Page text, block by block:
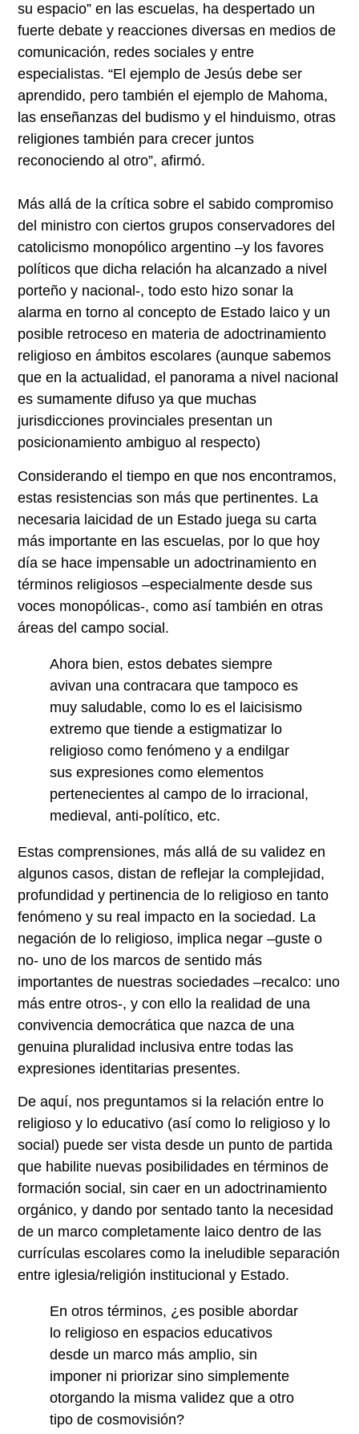
su espacio” en las escuelas, ha despertado un
fuerte debate y reacciones diversas en medios de
comunicación, redes sociales y entre
especialistas. “El ejemplo de Jesús debe ser
aprendido, pero también el ejemplo de Mahoma,
las enseñanzas del budismo y el hinduismo, otras
religiones también para crecer juntos
reconociendo al otro”, afirmó.
Más allá de la crítica sobre el sabido compromiso
del ministro con ciertos grupos conservadores del
catolicismo monopólico argentino –y los favores
políticos que dicha relación ha alcanzado a nivel
porteño y nacional-, todo esto hizo sonar la
alarma en torno al concepto de Estado laico y un
posible retroceso en materia de adoctrinamiento
religioso en ámbitos escolares (aunque sabemos
que en la actualidad, el panorama a nivel nacional
es sumamente difuso ya que muchas
jurisdicciones provinciales presentan un
posicionamiento ambiguo al respecto)
Considerando el tiempo en que nos encontramos,
estas resistencias son más que pertinentes. La
necesaria laicidad de un Estado juega su carta
más importante en las escuelas, por lo que hoy
día se hace impensable un adoctrinamiento en
términos religiosos –especialmente desde sus
voces monopólicas-, como así también en otras
áreas del campo social.
Ahora bien, estos debates siempre
avivan una contracara que tampoco es
muy saludable, como lo es el laicisismo
extremo que tiende a estigmatizar lo
religioso como fenómeno y a endilgar
sus expresiones como elementos
pertenecientes al campo de lo irracional,
medieval, anti-político, etc.
Estas comprensiones, más allá de su validez en
algunos casos, distan de reflejar la complejidad,
profundidad y pertinencia de lo religioso en tanto
fenómeno y su real impacto en la sociedad. La
negación de lo religioso, implica negar –guste o
no- uno de los marcos de sentido más
importantes de nuestras sociedades –recalco: uno
más entre otros-, y con ello la realidad de una
convivencia democrática que nazca de una
genuina pluralidad inclusiva entre todas las
expresiones identitarias presentes.
De aquí, nos preguntamos si la relación entre lo
religioso y lo educativo (así como lo religioso y lo
social) puede ser vista desde un punto de partida
que habilite nuevas posibilidades en términos de
formación social, sin caer en un adoctrinamiento
orgánico, y dando por sentado tanto la necesidad
de un marco completamente laico dentro de las
currículas escolares como la ineludible separación
entre iglesia/religión institucional y Estado.
En otros términos, ¿es posible abordar
lo religioso en espacios educativos
desde un marco más amplio, sin
imponer ni priorizar sino simplemente
otorgando la misma validez que a otro
tipo de cosmovisión?